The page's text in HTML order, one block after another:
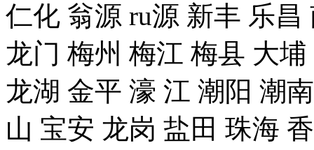
仁化 翁源 ru源 新丰 乐
龙门 梅州 梅江 梅县 大
龙湖 金平 濠 江 潮阳 潮
山 宝安 龙岗 盐田 珠海